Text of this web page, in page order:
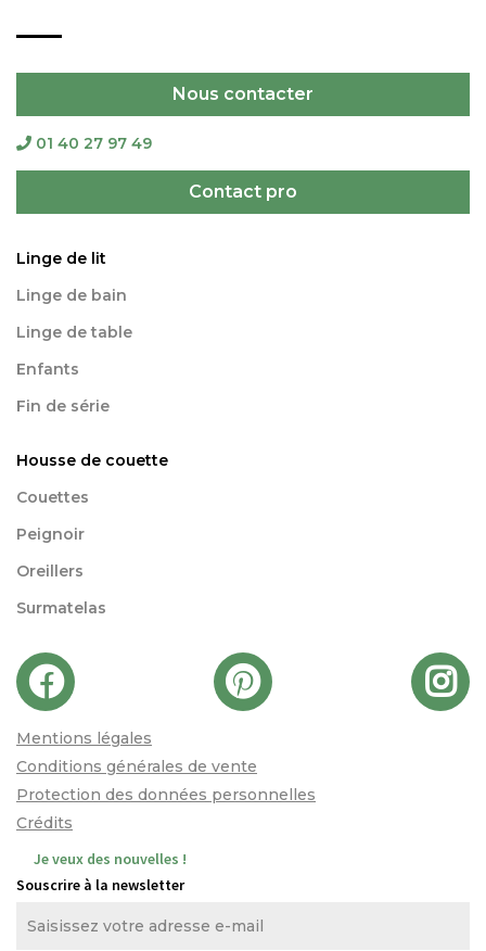
Nous contacter
01 40 27 97 49
Contact pro
Linge de lit
Linge de bain
Linge de table
Enfants
Fin de série
Housse de couette
Couettes
Peignoir
Oreillers
Surmatelas
Mentions légales
Conditions générales de vente
Protection des données personnelles
Crédits
Je veux des nouvelles !
Souscrire à la newsletter